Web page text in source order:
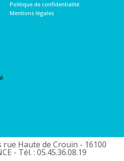
Politique de confidentialité
Mentions légales
rue Haute de Crouin - 16100
- Tél. : 05.45.36.08.19​